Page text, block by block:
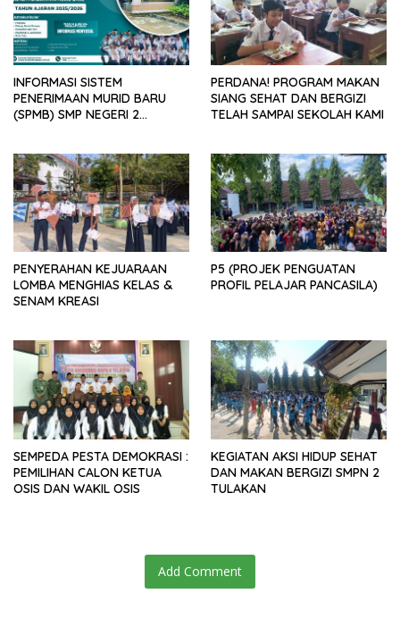
INFORMASI SISTEM
PENERIMAAN MURID BARU
(SPMB) SMP NEGERI 2
PERDANA! PROGRAM MAKAN
SIANG SEHAT DAN BERGIZI
TELAH SAMPAI SEKOLAH KAMI
PENYERAHAN KEJUARAAN
LOMBA MENGHIAS KELAS &
SENAM KREASI
P5 (PROJEK PENGUATAN
PROFIL PELAJAR PANCASILA)
SEMPEDA PESTA DEMOKRASI :
PEMILIHAN CALON KETUA
OSIS DAN WAKIL OSIS
KEGIATAN AKSI HIDUP SEHAT
DAN MAKAN BERGIZI SMPN 2
TULAKAN
Add Comment